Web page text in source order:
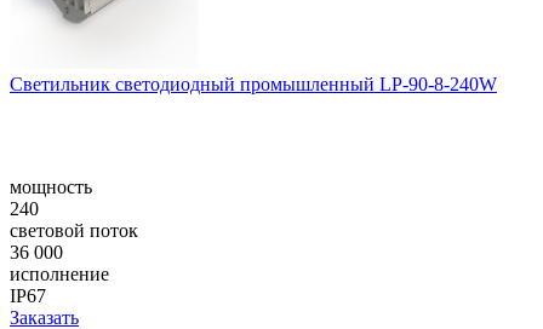
Светильник светодиодный промышленный LP-90-8-240W
мощность
240
световой поток
36 000
исполнение
IP67
Заказать